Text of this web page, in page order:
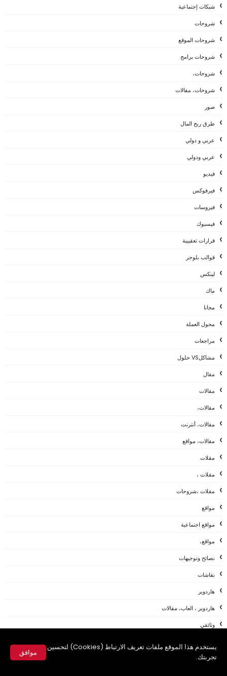
يستخدم هذا الموقع ملفات تعريف الارتباط (Cookies) لتحسين
تجربتك.
موافق
شبكات إجتماعية
شروحات
شروحات الموقع
شروحات برامج
شروحات،
شروحات، مقالات
صور
طرق ربح المال
عربي و دولي
عربي ودولي
فيديو
فيرفوكس
فيروسات
فيسبوك
قرارات تعقيبية
قوالب بلوجر
لينكس
ماك
مجانا
محول العملة
مراجعات
مشاكلVS حلول
مقال
مقالات
مقالات،
مقالات، أنترنت
مقالات، مواقع
مقلات
مقلات ،
مقلات ،شروحات
مواقع
مواقع اجتماعية
مواقع،
نصائح وتوجيهات
نقاشات
هاردوير
هاردوير ، العاب، مقالات
وثائقي
ويندوز